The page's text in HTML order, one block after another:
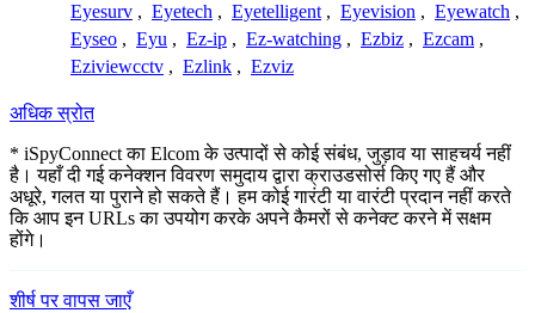
Eyesurv , Eyetech , Eyetelligent , Eyevision , Eyewatch ,
Eyseo , Eyu , Ez-ip , Ez-watching , Ezbiz , Ezcam ,
Eziviewcctv , Ezlink , Ezviz
अधिक स्रोत
* iSpyConnect का Elcom के उत्पादों से कोई संबंध, जुड़ाव या साहचर्य नहीं
है। यहाँ दी गई कनेक्शन विवरण समुदाय द्वारा क्राउडसोर्स किए गए हैं और
अधूरे, गलत या पुराने हो सकते हैं। हम कोई गारंटी या वारंटी प्रदान नहीं करते
कि आप इन URLs का उपयोग करके अपने कैमरों से कनेक्ट करने में सक्षम
होंगे।
शीर्ष पर वापस जाएँ